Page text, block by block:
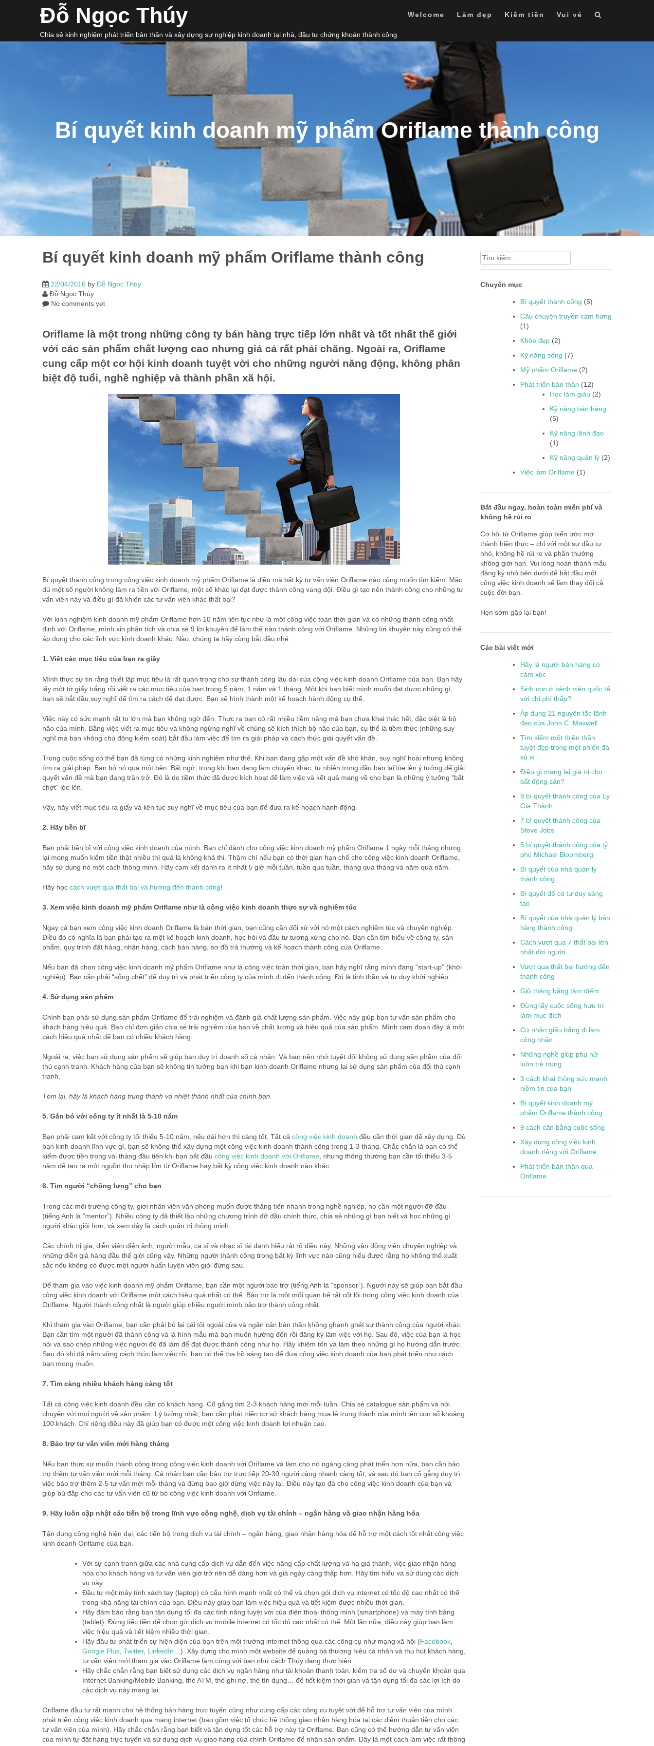
Đỗ Ngọc Thúy
Chia sẻ kinh nghiệm phát triển bản thân và xây dựng sự nghiệp kinh doanh tại nhà, đầu tư chứng khoán thành công
Welcome Làm đẹp Kiếm tiền Vui vẻ
Bí quyết kinh doanh mỹ phẩm Oriflame thành công
Bí quyết kinh doanh mỹ phẩm Oriflame thành công
22/04/2016 by Đỗ Ngọc Thúy
Đỗ Ngọc Thúy
No comments yet
Oriflame là một trong những công ty bán hàng trực tiếp lớn nhất và tốt nhất thế giới
với các sản phẩm chất lượng cao nhưng giá cả rất phải chăng. Ngoài ra, Oriflame
cung cấp một cơ hội kinh doanh tuyệt vời cho những người năng động, không phân
biệt độ tuổi, nghề nghiệp và thành phần xã hội.
Bí quyết thành công trong công việc kinh doanh mỹ phẩm Oriflame là điều mà bất kỳ tư vấn viên Oriflame nào cũng muốn tìm kiếm. Mặc
dù một số người không làm ra tiền với Oriflame, một số khác lại đạt được thành công vang dội. Điều gì tạo nên thành công cho những tư
vấn viên này và điều gì đã khiến các tư vấn viên khác thất bại?
Với kinh nghiệm kinh doanh mỹ phẩm Oriflame hơn 10 năm liên tục như là một công việc toàn thời gian và có những thành công nhất
định với Oriflame, mình xin phân tích và chia sẻ 9 lời khuyên để làm thế nào thành công với Oriflame. Những lời khuyên này cũng có thể
áp dụng cho các lĩnh vực kinh doanh khác. Nào, chúng ta hãy cùng bắt đầu nhé.
1. Viết các mục tiêu của bạn ra giấy
Mình thực sự tin rằng thiết lập mục tiêu là rất quan trọng cho sự thành công lâu dài của công việc kinh doanh Oriflame của bạn. Bạn hãy
lấy một tờ giấy trắng rồi viết ra các mục tiêu của bạn trong 5 năm, 1 năm và 1 tháng. Một khi bạn biết mình muốn đạt được những gì,
bạn sẽ bắt đầu suy nghĩ để tìm ra cách để đạt được. Bạn sẽ hình thành một kế hoạch hành động cụ thể.
Việc này có sức mạnh rất to lớn mà bạn không ngờ đến. Thực ra bạn có rất nhiều tiềm năng mà bạn chưa khai thác hết, đặc biệt là bộ
não của mình. Bằng việc viết ra mục tiêu và không ngừng nghĩ về chúng sẽ kích thích bộ não của bạn, cụ thể là tiềm thức (những suy
nghĩ mà bạn không chủ động kiểm soát) bắt đầu làm việc để tìm ra giải pháp và cách thức giải quyết vấn đề.
Trong cuộc sống có thể bạn đã từng có những kinh nghiệm như thế. Khi bạn đang gặp một vấn đề khó khăn, suy nghĩ hoài nhưng không
tìm ra giải pháp. Bạn bỏ nó qua một bên. Bất ngờ, trong khi bạn đang làm chuyện khác, tự nhiên trong đầu bạn lại lóe lên ý tưởng để giải
quyết vấn đề mà bạn đang trăn trở. Đó là do tiềm thức đã được kích hoạt để làm việc và kết quả mang về cho bạn là những ý tưởng “bất
chợt” lóe lên.
Vậy, hãy viết mục tiêu ra giấy và liên tục suy nghĩ về mục tiêu của bạn để đưa ra kế hoạch hành động.
2. Hãy bền bĩ
Bạn phải bền bĩ với công việc kinh doanh của mình. Bạn chỉ dành cho công việc kinh doanh mỹ phẩm Oriflame 1 ngày mỗi tháng nhưng
lại mong muốn kiếm tiền thật nhiều thì quả là không khả thi. Thậm chí nếu bạn có thời gian hạn chế cho công việc kinh doanh Oriflame,
hãy sử dụng nó một cách thông minh. Hãy cam kết dành ra ít nhất 5 giờ mỗi tuần, tuần qua tuần, tháng qua tháng và năm qua năm.
Hãy học cách vượt qua thất bại và hướng đến thành công!
3. Xem việc kinh doanh mỹ phẩm Oriflame như là công việc kinh doanh thực sự và nghiêm túc
Ngay cả bạn xem công việc kinh doanh Oriflame là bán thời gian, bạn cũng cần đối xử với nó một cách nghiêm túc và chuyên nghiệp.
Điều đó có nghĩa là bạn phải tạo ra một kế hoạch kinh doanh, học hỏi và đầu tư tương xứng cho nó. Bạn cần tìm hiểu về công ty, sản
phẩm, quy trình đặt hàng, nhận hàng, cách bán hàng, sơ đồ trả thưởng và kế hoạch thành công của Oriflame.
Nếu bạn đã chọn công việc kinh doanh mỹ phẩm Oriflame như là công việc toàn thời gian, bạn hãy nghĩ rằng mình đang “start-up” (khởi
nghiệp). Bạn cần phải “sống chết” để duy trì và phát triển công ty của mình đi đến thành công. Đó là tinh thần và tư duy khởi nghiệp.
4. Sử dụng sản phẩm
Chính bạn phải sử dụng sản phẩm Oriflame để trải nghiệm và đánh giá chất lượng sản phẩm. Việc này giúp bạn tư vấn sản phẩm cho
khách hàng hiệu quả. Bạn chỉ đơn giản chia sẻ trải nghiệm của bạn về chất lượng và hiệu quả của sản phẩm. Mình cam đoan đây là một
cách hiệu quả nhất để bạn có nhiều khách hàng.
Ngoài ra, việc bạn sử dụng sản phẩm sẽ giúp bạn duy trì doanh số cá nhân. Và bạn nên nhớ tuyệt đối không sử dụng sản phẩm của đối
thủ cạnh tranh. Khách hàng của bạn sẽ không tin tưởng bạn khi bạn kinh doanh Oriflame nhưng lại sử dụng sản phẩm của đối thủ cạnh
tranh.
Tóm lại, hãy là khách hàng trung thành và nhiệt thành nhất của chính bạn.
5. Gắn bó với công ty ít nhất là 5-10 năm
Bạn phải cam kết với công ty tối thiểu 5-10 năm, nếu dài hơn thì càng tốt. Tất cả công việc kinh doanh đều cần thời gian để xây dựng. Dù
bạn kinh doanh lĩnh vực gì, bạn sẽ không thể xây dựng một công việc kinh doanh thành công trong 1-3 tháng. Chắc chắn là bạn có thể
kiếm được tiền trong vài tháng đầu tiên khi bạn bắt đầu công việc kinh doanh với Oriflame , nhưng thông thường bạn cần tối thiểu 3-5
năm để tạo ra một nguồn thu nhập lớn từ Oriflame hay bất kỳ công việc kinh doanh nào khác.
6. Tìm người “chống lưng” cho bạn
Trong các môi trường công ty, giới nhân viên văn phòng muốn được thăng tiến nhanh trong nghề nghiệp, họ cần một người đỡ đầu
(tiếng Anh là “mentor”). Nhiều công ty đã thiết lập những chương trình đỡ đầu chính thức, chia sẻ những gì bạn biết và học những gì
người khác giỏi hơn, và xem đây là cách quản trị thông minh.
Các chính trị gia, diễn viên điện ảnh, người mẫu, ca sĩ và nhạc sĩ tài danh hiểu rât rõ điều này. Những vận động viên chuyên nghiệp và
những diễn giả hàng đầu thế giới cũng vậy. Những người thành công trong bất kỳ lĩnh vực nào cũng hiểu được rằng họ không thể xuất
sắc nếu không có được một người huấn luyện viên giỏi đứng sau.
Để tham gia vào việc kinh doanh mỹ phẩm Oriflame, bạn cần một người bảo trợ (tiếng Anh là “sponsor”). Người này sẽ giúp bạn bắt đầu
công việc kinh doanh với Oriflame một cách hiệu quả nhất có thể. Bảo trợ là một mối quan hệ rất cốt lõi trong công việc kinh doanh của
Oriflame. Người thành công nhất là người giúp nhiều người mình bảo trợ thành công nhất.
Khi tham gia vào Oriflame, bạn cần phải bỏ lại cái tôi ngoài cửa và ngăn cản bản thân không ghanh ghét sự thành công của người khác.
Bạn cần tìm một người đã thành công và là hình mẫu mà bạn muốn hướng đến rồi đăng ký làm việc với họ. Sau đó, việc của bạn là học
hỏi và sao chép những việc người đó đã làm để đạt được thành công như họ. Hãy khiêm tốn và làm theo những gì họ hướng dẫn trước.
Sau đó khi đã nắm vững cách thức làm việc rồi, bạn có thể tha hồ sáng tạo để đưa công việc kinh doanh của bạn phát triển như cách
bạn mong muốn.
7. Tìm càng nhiều khách hàng càng tốt
Tất cả công việc kinh doanh đều cần có khách hàng. Cố gắng tìm 2-3 khách hàng mới mỗi tuần. Chia sẻ catalogue sản phẩm và nói
chuyện với mọi người về sản phẩm. Lý tưởng nhất, bạn cần phát triển cơ sở khách hàng mua lẻ trung thành của mình lên con số khoảng
100 khách. Chỉ riêng điều này đã giúp bạn có được một công việc kinh doanh lợi nhuận cao.
8. Bảo trợ tư vấn viên mới hàng tháng
Nếu bạn thực sự muốn thành công trong công việc kinh doanh với Oriflame và làm cho nó ngàng càng phát triển hơn nữa, bạn cần bảo
trợ thêm tư vấn viên mới mỗi tháng. Cá nhân bạn cần bảo trợ trực tiếp 20-30 người càng nhanh càng tốt, và sau đó bạn cố gắng duy trì
việc bảo trợ thêm 2-5 tư vấn mới mỗi tháng và đừng bao giờ dừng việc này lại. Điều này tạo đà cho công việc kinh doanh của bạn và
giúp bù đắp cho các tư vấn viên cũ từ bỏ công việc kinh doanh với Oriflame.
9. Hãy luôn cập nhật các tiến bộ trong lĩnh vực công nghệ, dịch vụ tài chính – ngân hàng và giao nhận hàng hóa
Tận dụng công nghệ hiện đại, các tiến bộ trong dịch vụ tài chính – ngân hàng, giao nhận hàng hóa để hỗ trợ một cách tốt nhất công việc
kinh doanh Oriflame của bạn.
Với sự cạnh tranh giữa các nhà cung cấp dịch vụ dẫn đến việc nâng cấp chất lượng và hạ giá thành, việc giao nhận hàng
hóa cho khách hàng và tư vấn viên giờ trở nên dễ dàng hơn và giá ngày càng thấp hơn. Hãy tìm hiểu và sử dụng các dịch
vụ này.
Đầu tư một máy tính xách tay (laptop) có cấu hình mạnh nhất có thể và chọn gói dịch vụ internet có tốc độ cao nhất có thể
trong khả năng tài chính của bạn. Điều này giúp bạn làm việc hiệu quả và tiết kiệm được nhiều thời gian.
Hãy đảm bảo rằng bạn tận dụng tối đa các tính năng tuyệt vời của điện thoại thông minh (smartphone) và máy tính bảng
(tablet). Đừng tiếc tiền để chọn gói dịch vụ mobile internet có tốc độ cao nhất có thể. Một lần nữa, điều này giúp bạn làm
việc hiệu quả và tiết kiệm nhiều thời gian.
Hãy đầu tư phát triển sự hiện diện của bạn trên môi trường internet thông qua các công cụ như mạng xã hội (Facebook
Google Plus Twitter, LinkedIn …). Xây dựng cho mình một website để quảng bá thương hiệu cá nhân và thu hút khách hàng,
tư vấn viên mới tham gia vào Oriflame làm cùng với bạn như cách Thúy đang thực hiện.
Hãy chắc chắn rằng bạn biết sử dụng các dịch vụ ngân hàng như tài khoản thanh toán, kiểm tra số dư và chuyển khoản qua
Internet Banking/Mobile Banking, thẻ ATM, thẻ ghi nợ, thẻ tín dụng… để tiết kiệm thời gian và tận dụng tối đa các lợi ích do
các dịch vụ này mang lại.
Oriflame đầu tư rất mạnh cho hệ thống bán hàng trực tuyến cũng như cung cấp các công cụ tuyệt vời để hỗ trợ tư vấn viên của mình
phát triển công việc kinh doanh qua mạng internet (bao gồm việc tổ chức hệ thống giao nhận hàng hóa tại các điểm thuận tiện cho các
tư vấn viên của mình). Hãy chắc chắn rằng bạn biết và tận dụng tốt các hỗ trợ này từ Oriflame. Bạn cũng có thể hướng dẫn tư vấn viên
của mình tự đặt hàng trực tuyến và sử dụng dịch vụ giao hàng của chính Oriflame để nhận sản phẩm. Đây là một cách làm việc rất thông
Tìm
kiếm
Chuyên mục
Bí quyết thành công (5)
Câu chuyện truyền cảm hứng
(1)
Khỏe đẹp (2)
Kỹ năng sống (7)
Mỹ phẩm Oriflame (2)
Phát triển bản thân (12)
Học làm giàu (2)
Kỹ năng bán hàng
(5)
Kỹ năng lãnh đạo
(1)
Kỹ năng quản lý (2)
Việc làm Oriflame (1)
Bắt đầu ngay, hoàn toàn miễn phí và
không hề rủi ro
Cơ hội từ Oriflame giúp biến ước mơ
thành hiện thực – chỉ với một sự đầu tư
nhỏ, không hề rủi ro và phần thưởng
không giới hạn. Vui lòng hoàn thành mẫu
đăng ký nhỏ bên dưới để bắt đầu một
công việc kinh doanh sẽ làm thay đổi cả
cuộc đời bạn.
Hẹn sớm gặp lại bạn!
Các bài viết mới
Hãy là người bán hàng có
cảm xúc
Sinh con ở bệnh viện quốc tế
với chi phí thấp?
Áp dụng 21 nguyên tắc lãnh
đạo của John C. Maxwell
Tìm kiếm một thiên thần
tuyệt đẹp trong một phiến đá
xù xì
Điều gì mang lại giá trị cho
bất động sản?
9 bí quyết thành công của Lý
Gia Thành
7 bí quyết thành công của
Steve Jobs
5 bí quyết thành công của tỷ
phú Michael Bloomberg
Bí quyết của nhà quản lý
thành công
Bí quyết để có tư duy sáng
tạo
Bí quyết của nhà quản lý bán
hàng thành công
Cách vượt qua 7 thất bại lớn
nhất đời người
Vượt qua thất bại hướng đến
thành công
Giữ thăng bằng tâm điểm
Đừng lấy cuộc sống hưu trí
làm mục đích
Cử nhân giấu bằng đi làm
công nhân
Những nghề giúp phụ nữ
luôn trẻ trung
3 cách khai thông sức mạnh
niềm tin của bạn
Bí quyết kinh doanh mỹ
phẩm Oriflame thành công
9 cách cân bằng cuộc sống
Xây dựng công việc kinh
doanh riêng với Oriflame
Phát triển bản thân qua
Oriflame